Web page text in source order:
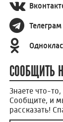
Телеграм
СООБЩИТЬ
Знаете что-
Сообщите, и
рассказать!